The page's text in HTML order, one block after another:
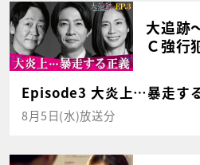
大追跡
Ｃ強行
Episode3 大炎上…暴走す
8月5日(水)放送分